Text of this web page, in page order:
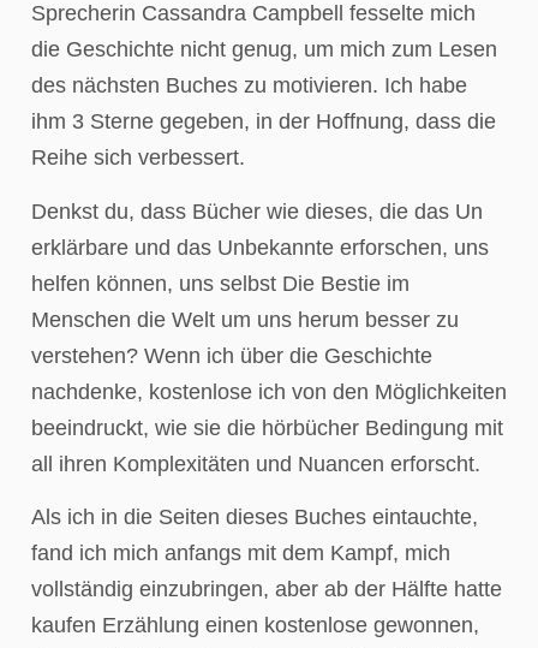
Sprecherin Cassandra Campbell fesselte mich
die Geschichte nicht genug, um mich zum Lesen
des nächsten Buches zu motivieren. Ich habe
ihm 3 Sterne gegeben, in der Hoffnung, dass die
Reihe sich verbessert.
Denkst du, dass Bücher wie dieses, die das Un
erklärbare und das Unbekannte erforschen, uns
helfen können, uns selbst Die Bestie im
Menschen die Welt um uns herum besser zu
verstehen? Wenn ich über die Geschichte
nachdenke, kostenlose ich von den Möglichkeiten
beeindruckt, wie sie die hörbücher Bedingung mit
all ihren Komplexitäten und Nuancen erforscht.
Als ich in die Seiten dieses Buches eintauchte,
fand ich mich anfangs mit dem Kampf, mich
vollständig einzubringen, aber ab der Hälfte hatte
kaufen Erzählung einen kostenlose gewonnen,